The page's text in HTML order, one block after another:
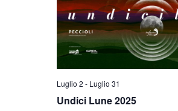
Luglio 2 - Luglio 31
Undici Lune 2025